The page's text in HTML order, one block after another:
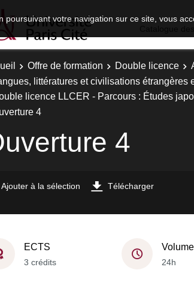
poursuivant votre navigation sur ce site, vous
Offre de formation Double licence
littératures et civilisations
licence LLCER - Parcours : Études
4
4
Ajouter à la sélection Télécharger
ECTS
3 crédits 24h